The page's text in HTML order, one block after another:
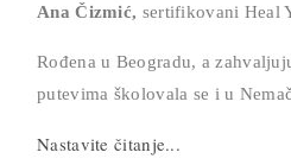
Ana Čizmić, sertifikovani Heal
Rođena u Beogradu, a
putevima školovala se i u
Nastavite čitanje...